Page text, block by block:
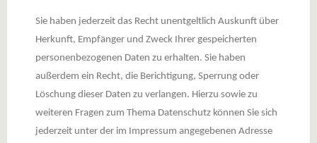
Sie haben jederzeit das Recht unentgeltlich Auskunft über
Herkunft, Empfänger und Zweck Ihrer gespeicherten
personenbezogenen Daten zu erhalten. Sie haben
außerdem ein Recht, die Berichtigung, Sperrung oder
Löschung dieser Daten zu verlangen. Hierzu sowie zu
weiteren Fragen zum Thema Datenschutz können Sie sich
jederzeit unter der im Impressum angegebenen Adresse